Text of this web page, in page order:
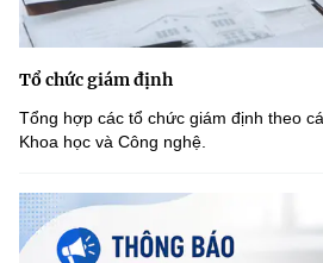
Tổ chức giám định
Tổng hợp các tổ chức giám định theo
Khoa học và Công nghệ.